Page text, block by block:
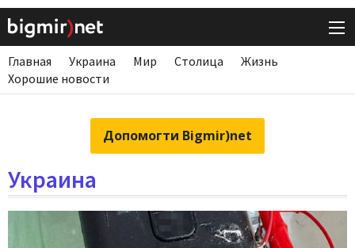
Главная Украина Мир Столица
Жизнь
Хорошие новости
Допомогти Bigmir)net
Украина